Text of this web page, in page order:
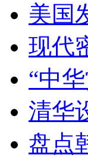
美国
现代
“中
清华
盘点